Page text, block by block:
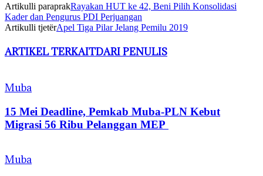
Artikulli paraprakRayakan HUT ke 42, Beni Pilih Konsolidasi
Kader dan Pengurus PDI Perjuangan
Artikulli tjetërApel Tiga Pilar Jelang Pemilu 2019
ARTIKEL TERKAITDARI PENULIS
Muba
15 Mei Deadline, Pemkab Muba-PLN Kebut
Migrasi 56 Ribu Pelanggan MEP
Muba